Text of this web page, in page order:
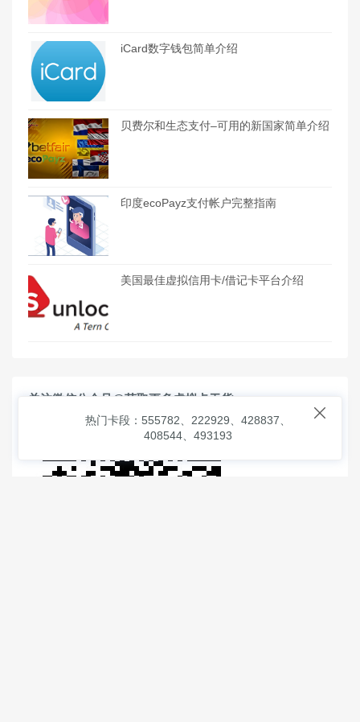
iCard数字钱包简单介绍
贝费尔和生态支付–可用的新国家简单介绍
印度ecoPayz支付帐户完整指南
美国最佳虚拟信用卡/借记卡平台介绍
关注微信公众号@获取更多虚拟卡干货

热门卡段：555782、222929、428837、
408544、493193